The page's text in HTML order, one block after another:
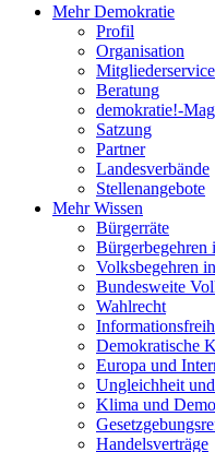
Mehr Demokratie
Profil
Organisation
Mitgliederservice
Beratung
demokratie!-
Satzung
Partner
Landesverbände
Stellenangebote
Mehr Wissen
Bürgerräte
Bürgerbegehren
Volksbegehren
Bundesweite
Wahlrecht
Demokratische
Europa und
Ungleichheit
Klima und
Handelsverträge